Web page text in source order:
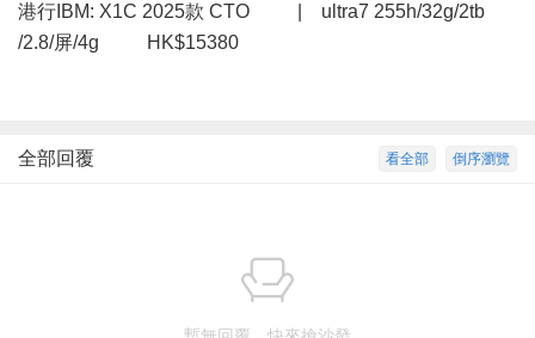
港行IBM: X1C 2025款 CTO | ultra7 255h/32g/2tb
/2.8/屏/4g HK$15380
倒序瀏覽
看全部
全部回覆